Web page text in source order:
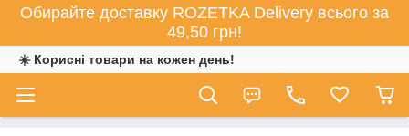
Обирайте доставку ROZETKA Delivery всього за
49,50 грн!
☀️ Корисні товари на кожен день!